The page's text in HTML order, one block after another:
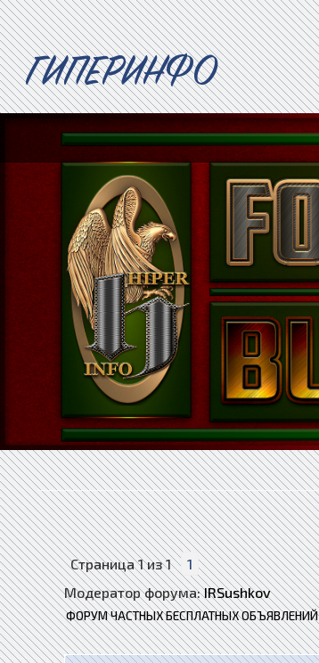
ГИПЕРИНФО
Страница1из1
1
Модератор форума:IRSushkov
ФОРУМ ЧАСТНЫХ БЕСПЛАТНЫХ ОБЪЯВЛЕНИЙ